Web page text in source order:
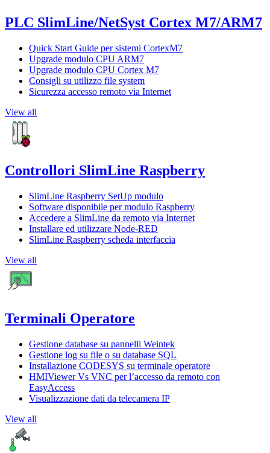
PLC SlimLine/NetSyst Cortex M7/ARM7
Quick Start Guide per sistemi CortexM7
Upgrade modulo CPU ARM7
Upgrade modulo CPU Cortex M7
Consigli su utilizzo file system
Sicurezza accesso remoto via Internet
View all
Controllori SlimLine Raspberry
SlimLine Raspberry SetUp modulo
Software disponibile per modulo Raspberry
Accedere a SlimLine da remoto via Internet
Installare ed utilizzare Node-RED
SlimLine Raspberry scheda interfaccia
View all
Terminali Operatore
Gestione database su pannelli Weintek
Gestione log su file o su database SQL
Installazione CODESYS su terminale operatore
HMIViewer Vs VNC per l’accesso da remoto con
EasyAccess
Visualizzazione dati da telecamera IP
View all